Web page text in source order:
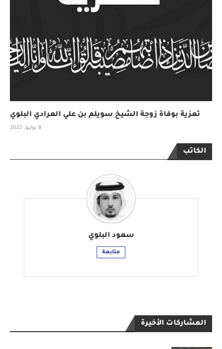
تعزية بوفاة زوجة الشيخ سويلم بن علي العرادي البلوي
8 يوليو، 2022
الكاتب
سعود البلوي
متابعة
المشاركات الأخيرة